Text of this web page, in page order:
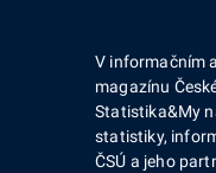
V informačním
magazínu
Statistika&My
statistiky,
ČSÚ a jeho